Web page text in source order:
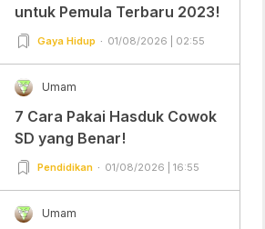
untuk Pemula Terbaru 2023!
Gaya Hidup 01/08/2026 | 02:55
Umam
7 Cara Pakai Hasduk Cowok
SD yang Benar!
Pendidikan 01/08/2026 | 16:55
Umam